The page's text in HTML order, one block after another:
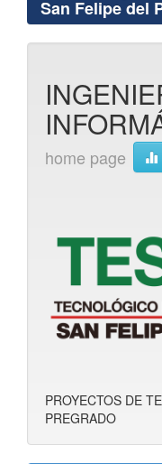
San Felipe del
home page
PROYECTOS DE
PREGRADO